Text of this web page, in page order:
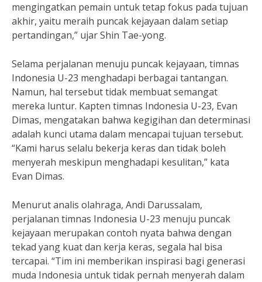
mengingatkan pemain untuk tetap fokus pada tujuan
akhir, yaitu meraih puncak kejayaan dalam setiap
pertandingan,” ujar Shin Tae-yong.
Selama perjalanan menuju puncak kejayaan, timnas
Indonesia U-23 menghadapi berbagai tantangan.
Namun, hal tersebut tidak membuat semangat
mereka luntur. Kapten timnas Indonesia U-23, Evan
Dimas, mengatakan bahwa kegigihan dan determinasi
adalah kunci utama dalam mencapai tujuan tersebut.
“Kami harus selalu bekerja keras dan tidak boleh
menyerah meskipun menghadapi kesulitan,” kata
Evan Dimas.
Menurut analis olahraga, Andi Darussalam,
perjalanan timnas Indonesia U-23 menuju puncak
kejayaan merupakan contoh nyata bahwa dengan
tekad yang kuat dan kerja keras, segala hal bisa
tercapai. “Tim ini memberikan inspirasi bagi generasi
muda Indonesia untuk tidak pernah menyerah dalam